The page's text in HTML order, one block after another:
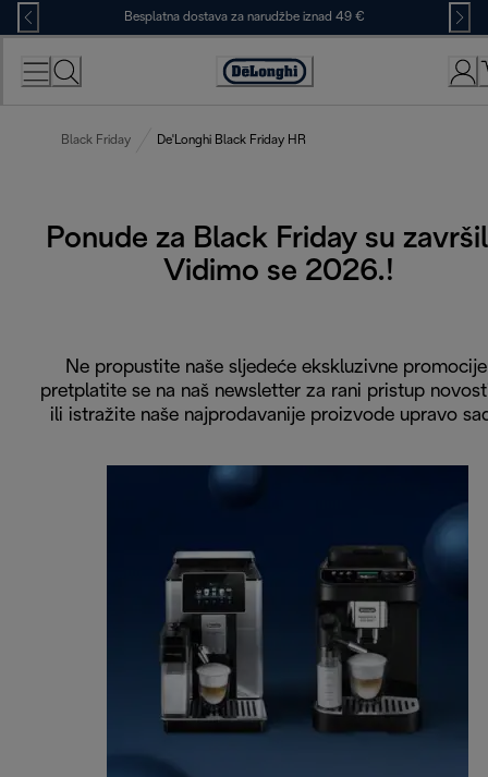
Skip
to
Content
Besplatna dostava za narudžbe iznad 49 €
Accessibility
Black Friday De'Longhi Black Friday HR
Ponude za Black Friday su
Vidimo se 2026.!
Ne propustite naše sljedeće ekskluzivne
pretplatite se na naš newsletter za rani pristup
ili istražite naše najprodavanije proizvode upravo